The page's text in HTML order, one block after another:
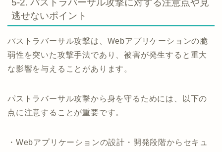
5-2. パストラバーサル攻撃に対する注意点や見
逃せないポイント
パストラバーサル攻撃は、Webアプリケーションの脆
弱性を突いた攻撃手法であり、被害が発生すると重大
な影響を与えることがあります。
パストラバーサル攻撃から身を守るためには、以下の
点に注意することが重要です。
・Webアプリケーションの設計・開発段階からセキュ